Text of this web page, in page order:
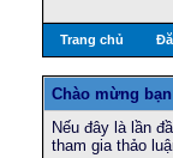
Trang chủ
Chào mừng
Nếu đây là lần
tham gia thảo